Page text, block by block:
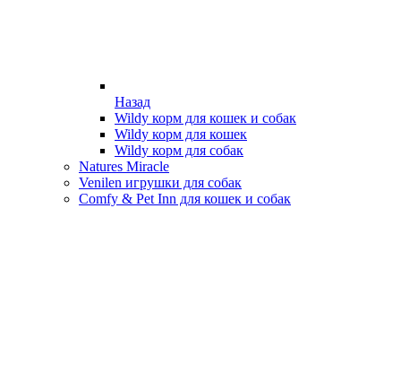
Назад
Wildy корм для кошек и собак
Wildy корм для кошек
Wildy корм для собак
Natures Miracle
Venilen игрушки для собак
Comfy & Pet Inn для кошек и собак